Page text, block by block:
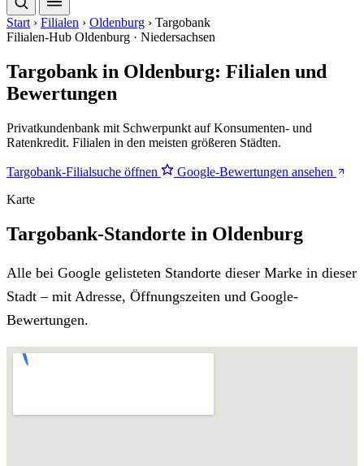
Start › Filialen › Oldenburg › Targobank
Filialen-Hub Oldenburg · Niedersachsen
Targobank in Oldenburg: Filialen und
Bewertungen
Privatkundenbank mit Schwerpunkt auf Konsumenten- und
Ratenkredit. Filialen in den meisten größeren Städten.
Targobank-Filialsuche öffnen
Google-Bewertungen ansehen
Karte
Targobank-Standorte in Oldenburg
Alle bei Google gelisteten Standorte dieser Marke in dieser
Stadt – mit Adresse, Öffnungszeiten und Google-
Bewertungen.